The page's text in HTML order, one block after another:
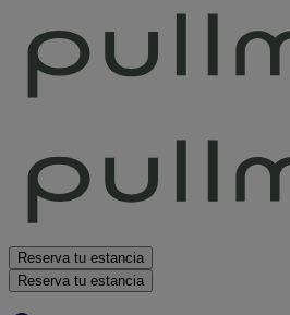
Reserva tu estancia
Reserva tu estancia